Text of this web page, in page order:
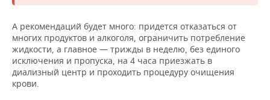
А рекомендаций будет много: придется отказаться от
многих продуктов и алкоголя, ограничить потребление
жидкости, а главное — трижды в неделю, без единого
исключения и пропуска, на 4 часа приезжать в
диализный центр и проходить процедуру очищения
крови.